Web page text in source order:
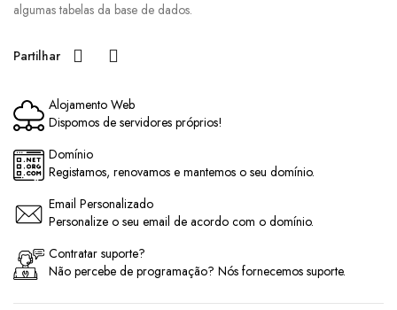
algumas tabelas da base de dados.
Partilhar
Alojamento Web
Dispomos de servidores próprios!
Domínio
Registamos, renovamos e mantemos o seu domínio.
Email Personalizado
Personalize o seu email de acordo com o domínio.
Contratar suporte?
Não percebe de programação? Nós fornecemos suporte.